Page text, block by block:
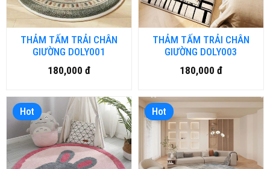
THẢM TẤM TRẢI CHÂN
GIƯỜNG DOLY001
180,000 đ
THẢM TẤM TRẢI CHÂN
GIƯỜNG DOLY003
180,000 đ
Hot Hot